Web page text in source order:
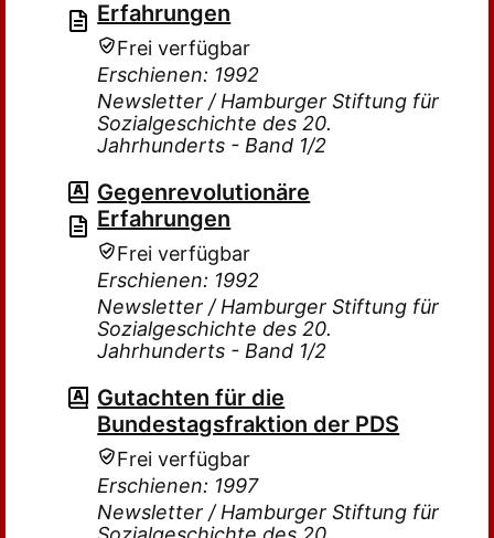
Erfahrungen
Frei verfügbar
Erschienen: 1992
Newsletter / Hamburger Stiftung für
Sozialgeschichte des 20.
Jahrhunderts - Band 1/2
Gegenrevolutionäre
Erfahrungen
Frei verfügbar
Erschienen: 1992
Newsletter / Hamburger Stiftung für
Sozialgeschichte des 20.
Jahrhunderts - Band 1/2
Gutachten für die
Bundestagsfraktion der PDS
Frei verfügbar
Erschienen: 1997
Newsletter / Hamburger Stiftung für